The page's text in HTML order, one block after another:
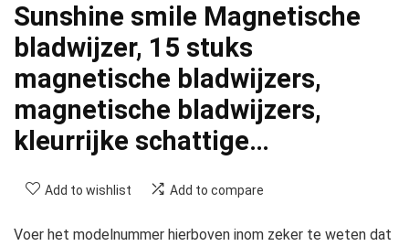
Sunshine smile Magnetische
bladwijzer, 15 stuks
magnetische bladwijzers,
magnetische bladwijzers,
kleurrijke schattige…
Add to wishlist Add to compare
Voer het modelnummer hierboven inom zeker te weten dat